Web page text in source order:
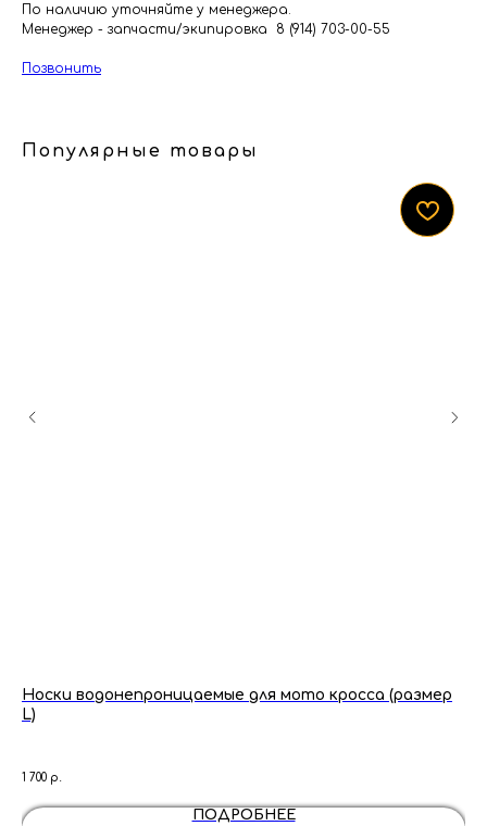
По наличию уточняйте у менеджера.
Менеджер - запчасти/экипировка 8 (914) 703-00-55
Позвонить
Популярные товары
Носки водонепроницаемые для мото кросса (размер
L)
1 700 р.
ПОДРОБНЕЕ